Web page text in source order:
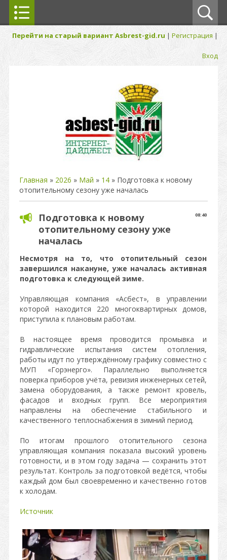
Перейти на старый вариант Asbrest-gid.ru | Регистрация |
Вход
Главная » 2026 » Май » 14 » Подготовка к новому
отопительному сезону уже началась
08:40
Подготовка к новому
отопительному сезону уже
началась
Несмотря на то, что отопительный сезон
завершился накануне, уже началась активная
подготовка к следующей зиме.
Управляющая компания «Асбест», в управлении
которой находится 220 многоквартирных домов,
приступила к плановым работам.
В настоящее время проводится промывка и
гидравлические испытания систем отопления,
работы идут по утверждённому графику совместно с
МУП «Горэнерго». Параллельно выполняется
поверка приборов учёта, ревизия инженерных сетей,
замена оборудования, а также ремонт кровель,
фасадов и входных групп. Все мероприятия
направлены на обеспечение стабильного и
качественного теплоснабжения в зимний период.
По итогам прошлого отопительного сезона
управляющая компания показала высокий уровень
готовности, и в этом году задача — сохранить этот
результат. Контроль за подготовкой ведётся, чтобы
каждый дом был своевременно и качественно готов
к холодам.
Источник